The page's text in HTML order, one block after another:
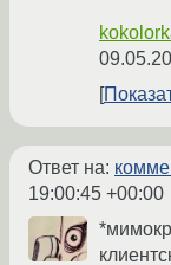
Ответ на:
19:00:45 +00:00